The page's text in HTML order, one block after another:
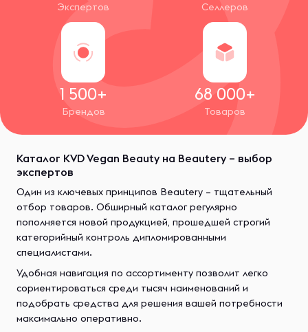
Экспертов Селлеров
1 500+
Брендов
68 000+
Товаров
Каталог KVD Vegan Beauty на Beautery – выбор
экспертов
Один из ключевых принципов Beautery – тщательный
отбор товаров. Обширный каталог регулярно
пополняется новой продукцией, прошедшей строгий
категорийный контроль дипломированными
специалистами.
Удобная навигация по ассортименту позволит легко
сориентироваться среди тысяч наименований и
подобрать средства для решения вашей потребности
максимально оперативно.